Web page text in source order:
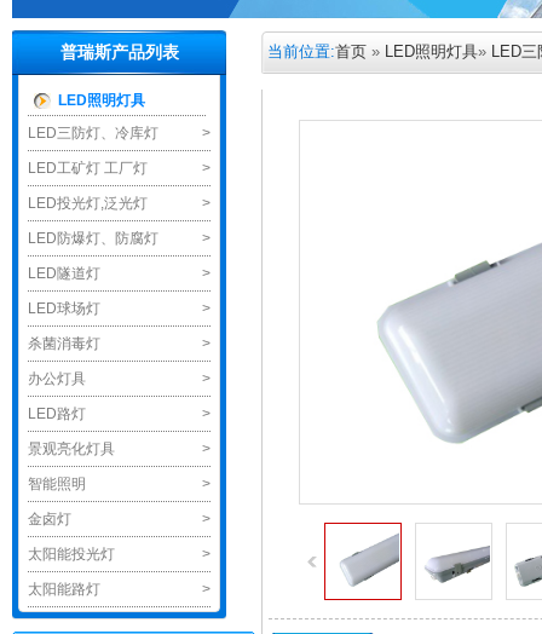
普瑞斯产品列表
LED照明灯具
>
LED三防灯、冷库灯
>
LED工矿灯 工厂灯
>
LED投光灯,泛光灯
>
LED防爆灯、防腐灯
>
LED隧道灯
>
LED球场灯
>
杀菌消毒灯
>
办公灯具
>
LED路灯
>
景观亮化灯具
>
智能照明
>
金卤灯
>
太阳能投光灯
>
太阳能路灯
当前位置:首页 » LED照明灯具» LED